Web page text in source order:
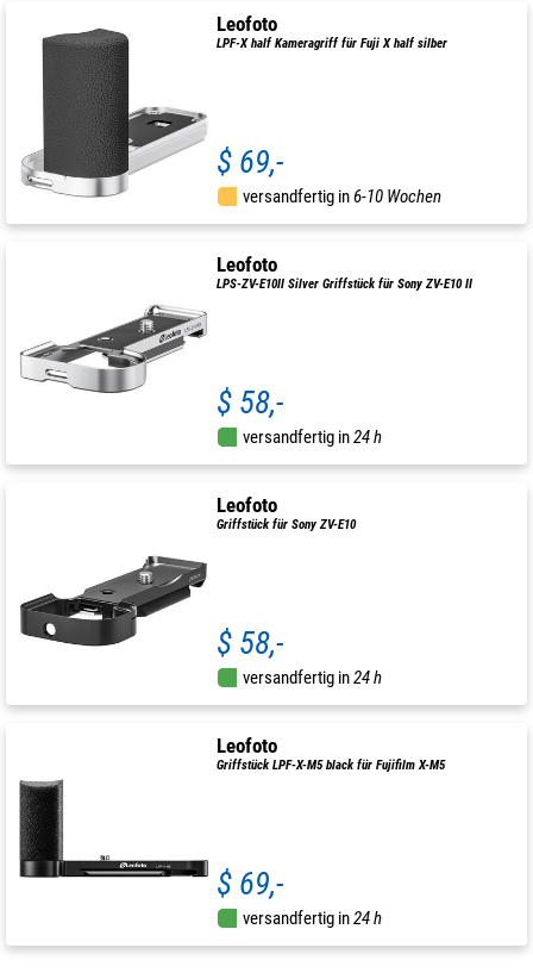
Leofoto
LPF-X half Kameragriff für Fuji X half silber
$ 69,-
versandfertig in6-10 Wochen
Leofoto
LPS-ZV-E10II Silver Griffstück für Sony ZV-E10 II
$ 58,-
versandfertig in24 h
Leofoto
Griffstück für Sony ZV-E10
$ 58,-
versandfertig in24 h
Leofoto
Griffstück LPF-X-M5 black für Fujifilm X-M5
$ 69,-
versandfertig in24 h